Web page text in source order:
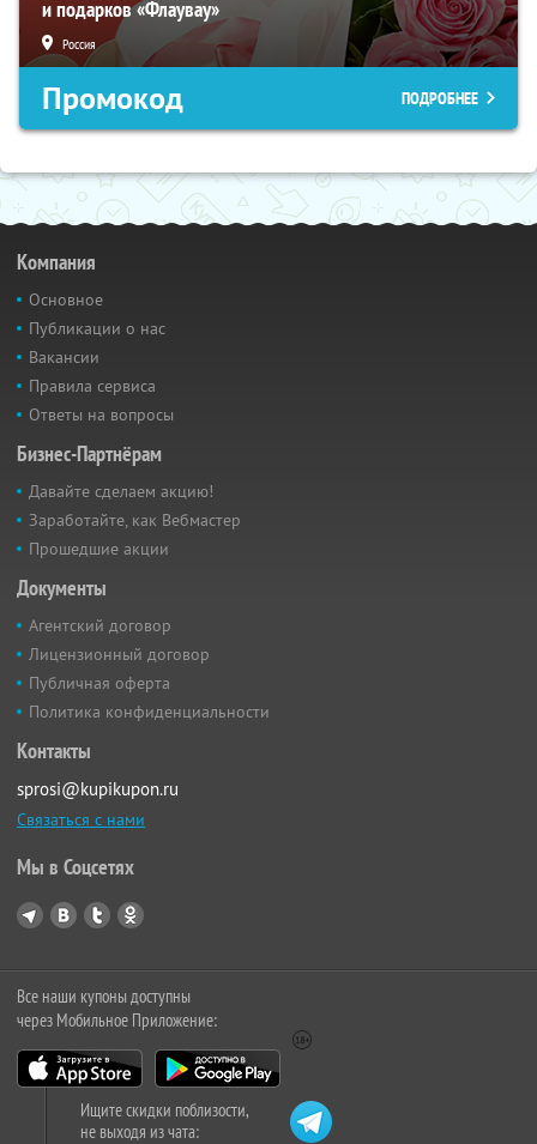
и подарков «Флаувау»
Россия
Промокод ПОДРОБНЕЕ
Компания
Основное
Публикации о нас
Вакансии
Правила сервиса
Ответы на вопросы
Бизнес-Партнёрам
Давайте сделаем акцию!
Заработайте, как Вебмастер
Прошедшие акции
Документы
Агентский договор
Лицензионный договор
Публичная оферта
Политика конфиденциальности
Контакты
sprosi@kupikupon.ru
Связаться с нами
Мы в Соцсетях
Все наши купоны доступны
через Мобильное Приложение:
Ищите скидки поблизости,
не выходя из чата: